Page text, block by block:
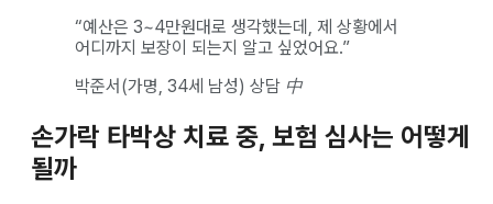
“예산은 3~4만원대로 생각했는데, 제 상황에서
어디까지 보장이 되는지 알고 싶었어요.”
박준서(가명, 34세 남성) 상담 中
손가락 타박상 치료 중, 보험 심사는 어떻게
될까